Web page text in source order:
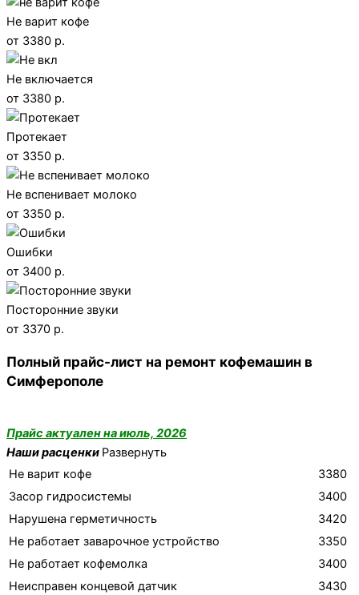
Не варит кофе
от 3380 р.
Не включается
от 3380 р.
Протекает
от 3350 р.
Не вспенивает молоко
от 3350 р.
Ошибки
от 3400 р.
Посторонние звуки
от 3370 р.
Полный прайс-лист на ремонт кофемашин в
Симферополе
Прайс актуален на июль, 2026
Наши расценки Развернуть
Не варит кофе
3380
Засор гидросистемы
3400
Нарушена герметичность
3420
Не работает заварочное устройство
3350
Не работает кофемолка
3400
Неисправен концевой датчик
3430